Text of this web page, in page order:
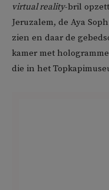
virtual reality-bril
Jeruzalem, de Aya
zien en daar de
kamer met
die in het